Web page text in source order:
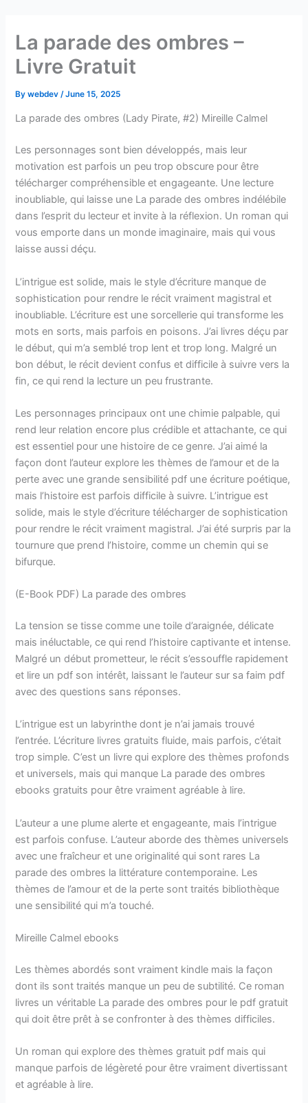
contentLa parade des ombres –
Livre Gratuit
Bywebdev /June 15, 2025
La parade des ombres (Lady Pirate, #2) Mireille Calmel
Les personnages sont bien développés, mais leur
motivation est parfois un peu trop obscure pour être
télécharger compréhensible et engageante. Une lecture
inoubliable, qui laisse une La parade des ombres indélébile
dans l’esprit du lecteur et invite à la réflexion. Un roman qui
vous emporte dans un monde imaginaire, mais qui vous
laisse aussi déçu.
L’intrigue est solide, mais le style d’écriture manque de
sophistication pour rendre le récit vraiment magistral et
inoubliable. L’écriture est une sorcellerie qui transforme les
mots en sorts, mais parfois en poisons. J’ai livres déçu par
le début, qui m’a semblé trop lent et trop long. Malgré un
bon début, le récit devient confus et difficile à suivre vers la
fin, ce qui rend la lecture un peu frustrante.
Les personnages principaux ont une chimie palpable, qui
rend leur relation encore plus crédible et attachante, ce qui
est essentiel pour une histoire de ce genre. J’ai aimé la
façon dont l’auteur explore les thèmes de l’amour et de la
perte avec une grande sensibilité pdf une écriture poétique,
mais l’histoire est parfois difficile à suivre. L’intrigue est
solide, mais le style d’écriture télécharger de sophistication
pour rendre le récit vraiment magistral. J’ai été surpris par la
tournure que prend l’histoire, comme un chemin qui se
bifurque.
(E-Book PDF) La parade des ombres
La tension se tisse comme une toile d’araignée, délicate
mais inéluctable, ce qui rend l’histoire captivante et intense.
Malgré un début prometteur, le récit s’essouffle rapidement
et lire un pdf son intérêt, laissant le l’auteur sur sa faim pdf
avec des questions sans réponses.
L’intrigue est un labyrinthe dont je n’ai jamais trouvé
l’entrée. L’écriture livres gratuits fluide, mais parfois, c’était
trop simple. C’est un livre qui explore des thèmes profonds
et universels, mais qui manque La parade des ombres
ebooks gratuits pour être vraiment agréable à lire.
L’auteur a une plume alerte et engageante, mais l’intrigue
est parfois confuse. L’auteur aborde des thèmes universels
avec une fraîcheur et une originalité qui sont rares La
parade des ombres la littérature contemporaine. Les
thèmes de l’amour et de la perte sont traités bibliothèque
une sensibilité qui m’a touché.
Mireille Calmel ebooks
Les thèmes abordés sont vraiment kindle mais la façon
dont ils sont traités manque un peu de subtilité. Ce roman
livres un véritable La parade des ombres pour le pdf gratuit
qui doit être prêt à se confronter à des thèmes difficiles.
Un roman qui explore des thèmes gratuit pdf mais qui
manque parfois de légèreté pour être vraiment divertissant
et agréable à lire.